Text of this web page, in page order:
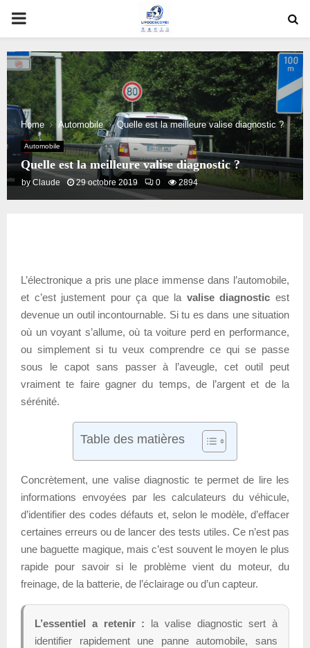
PRIMARY
MENU
Home Automobile Quelle est la meilleure valise diagnostic ?
Automobile
Quelle est la meilleure valise diagnostic ?
byClaude 29 octobre 2019 0 2894
L’électronique a pris une place immense dans l’automobile,
et c’est justement pour ça que la valise diagnostic est
devenue un outil incontournable. Si tu es dans une situation
où un voyant s’allume, où ta voiture perd en performance,
ou simplement si tu veux comprendre ce qui se passe
sous le capot sans passer à l’aveugle, cet outil peut
vraiment te faire gagner du temps, de l’argent et de la
sérénité.
Table des matières
Concrètement, une valise diagnostic te permet de lire les
informations envoyées par les calculateurs du véhicule,
d’identifier des codes défauts et, selon le modèle, d’effacer
certaines erreurs ou de lancer des tests utiles. Ce n’est pas
une baguette magique, mais c’est souvent le moyen le plus
rapide pour savoir si le problème vient du moteur, du
freinage, de la batterie, de l’éclairage ou d’un capteur.
L’essentiel a retenir : la valise diagnostic sert à
identifier rapidement une panne automobile, sans